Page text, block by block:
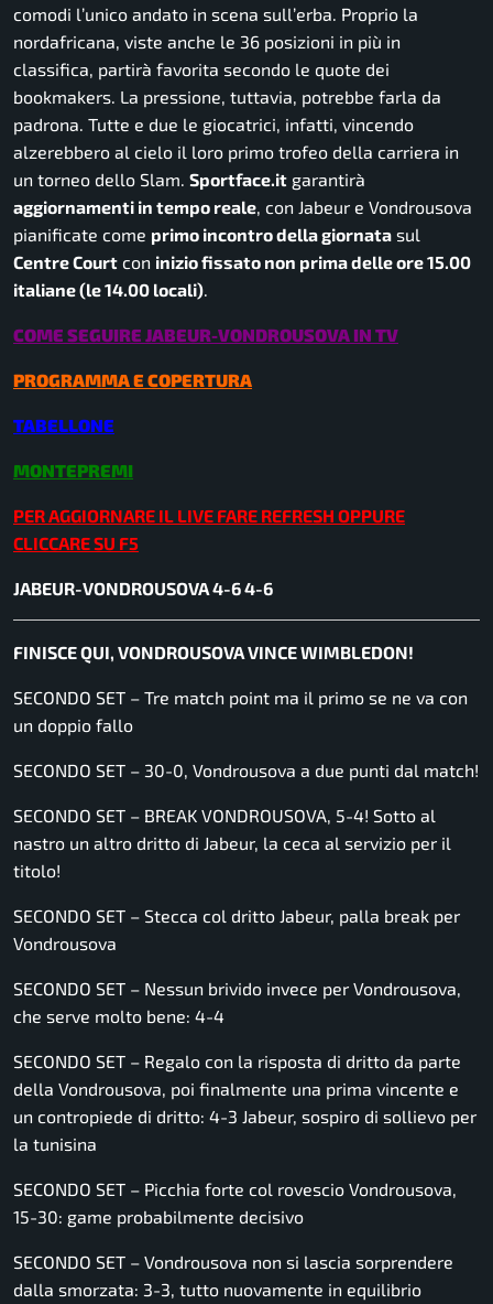
comodi l’unico andato in scena sull’erba. Proprio la
nordafricana, viste anche le 36 posizioni in più in
classifica, partirà favorita secondo le quote dei
bookmakers. La pressione, tuttavia, potrebbe farla da
padrona. Tutte e due le giocatrici, infatti, vincendo
alzerebbero al cielo il loro primo trofeo della carriera in
un torneo dello Slam. Sportface.it garantirà
aggiornamenti in tempo reale, con Jabeur e Vondrousova
pianificate come primo incontro della giornata sul
Centre Court con inizio fissato non prima delle ore 15.00
italiane (le 14.00 locali).
COME SEGUIRE JABEUR-VONDROUSOVA IN TV
PROGRAMMA E COPERTURA
TABELLONE
MONTEPREMI
PER AGGIORNARE IL LIVE FARE REFRESH OPPURE
CLICCARE SU F5
JABEUR-VONDROUSOVA 4-6 4-6
FINISCE QUI, VONDROUSOVA VINCE WIMBLEDON!
SECONDO SET – Tre match point ma il primo se ne va con
un doppio fallo
SECONDO SET – 30-0, Vondrousova a due punti dal match!
SECONDO SET – BREAK VONDROUSOVA, 5-4! Sotto al
nastro un altro dritto di Jabeur, la ceca al servizio per il
titolo!
SECONDO SET – Stecca col dritto Jabeur, palla break per
Vondrousova
SECONDO SET – Nessun brivido invece per Vondrousova,
che serve molto bene: 4-4
SECONDO SET – Regalo con la risposta di dritto da parte
della Vondrousova, poi finalmente una prima vincente e
un contropiede di dritto: 4-3 Jabeur, sospiro di sollievo per
la tunisina
SECONDO SET – Picchia forte col rovescio Vondrousova,
15-30: game probabilmente decisivo
SECONDO SET – Vondrousova non si lascia sorprendere
dalla smorzata: 3-3, tutto nuovamente in equilibrio